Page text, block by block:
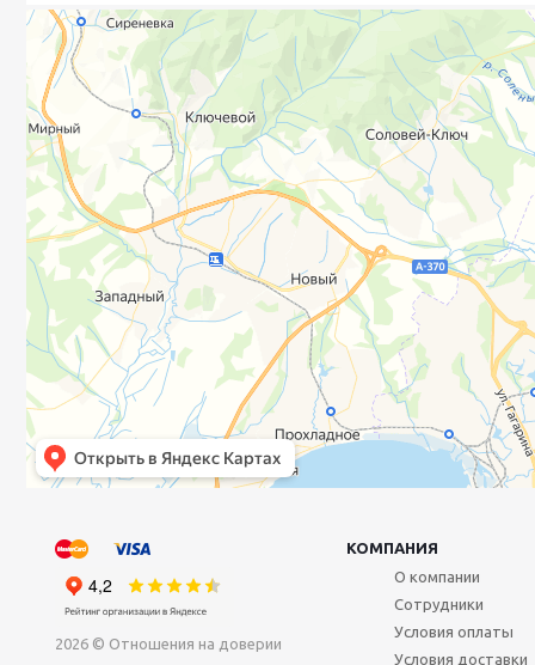
2026 © Отношения на доверии
КОМПАНИЯ
О компании
Сотрудники
Условия оплаты
Условия доставки